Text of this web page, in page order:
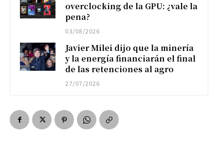
overclocking de la GPU: ¿vale la
pena?
03/08/2026
Javier Milei dijo que la minería
y la energía financiarán el final
de las retenciones al agro
27/07/2026